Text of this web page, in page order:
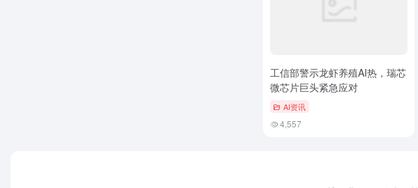
工信部警示龙虾养殖AI热，瑞芯
微芯片巨头紧急应对
AI资讯
4,557